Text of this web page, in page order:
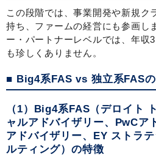
この段階では、事業開発や新規ク
持ち、ファームの経営にも参画し
ー・パートナーレベルでは、年収
も珍しくありません。
■ Big4系FAS vs 独立系FAS
（1）Big4系FAS（デロイト
ャルアドバイザリー、PwCア
アドバイザリー、EY ストラ
ルティング）の特徴